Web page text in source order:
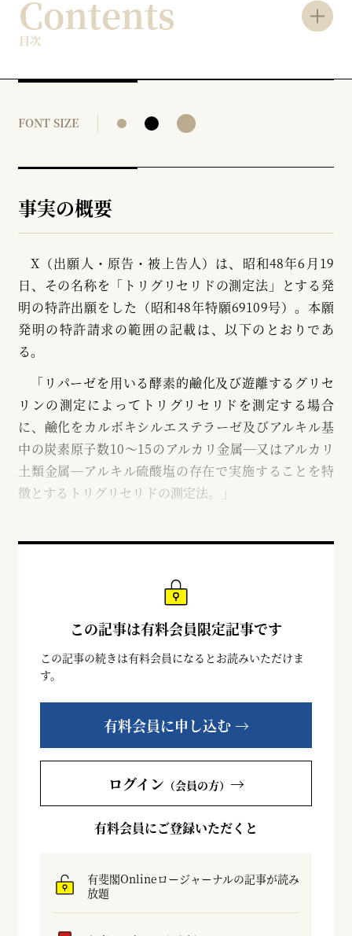
Contents
目次
FONT SIZE
事実の概要
X（出願人・原告・被上告人）は、昭和48年6月19
日、その名称を「トリグリセリドの測定法」とする発
明の特許出願をした（昭和48年特願69109号）。本願
発明の特許請求の範囲の記載は、以下のとおりであ
る。
「リパーゼを用いる酵素的鹼化及び遊離するグリセ
リンの測定によってトリグリセリドを測定する場合
に、鹼化をカルボキシルエステラーゼ及びアルキル基
中の炭素原子数10～15のアルカリ金属─又はアルカリ
土類金属─アルキル硫酸塩の存在で実施することを特
徴とするトリグリセリドの測定法。」
この記事は有料会員限定記事です
この記事の続きは有料会員になるとお読みいただけま
す。
有料会員に申し込む →
ログイン （会員の方） →
有料会員にご登録いただくと
有斐閣Onlineロージャーナルの記事が読み
放題